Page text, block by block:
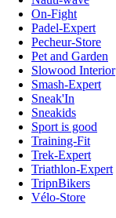
On-Fight
Padel-Expert
Pecheur-Store
Pet and Garden
Slowood Interior
Smash-Expert
Sneak'In
Sneakids
Sport is good
Training-Fit
Trek-Expert
Triathlon-Expert
TripnBikers
Vélo-Store